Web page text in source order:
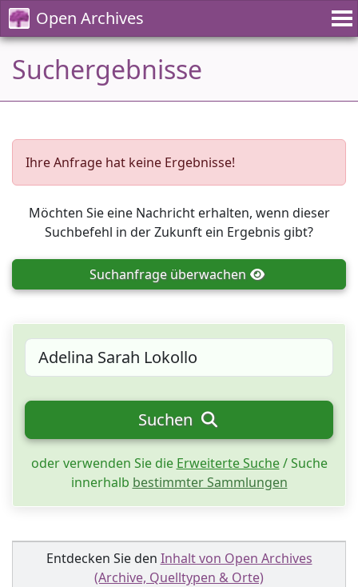
Open Archives
Suchergebnisse
Ihre Anfrage hat keine Ergebnisse!
Möchten Sie eine Nachricht erhalten, wenn dieser
Suchbefehl in der Zukunft ein Ergebnis gibt?
Suchanfrage überwachen
Suchen
oder verwenden Sie die Erweiterte Suche/ Suche
innerhalb bestimmter Sammlungen
Entdecken Sie den Inhalt von Open Archives
(Archive, Quelltypen & Orte)